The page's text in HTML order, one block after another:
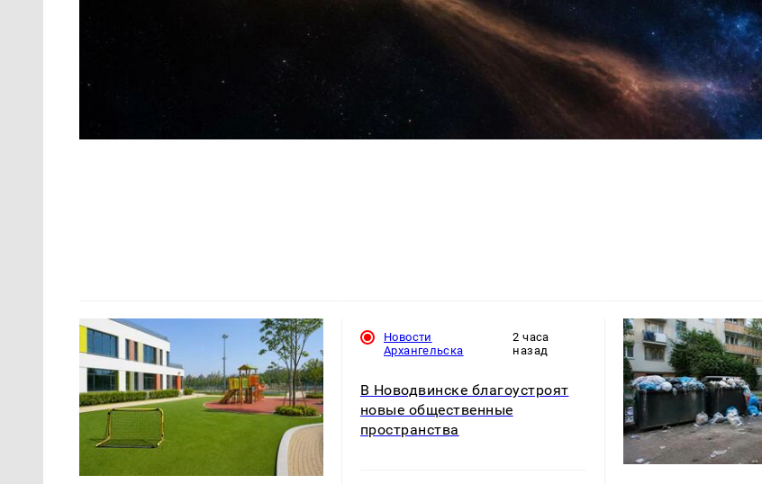
Новости
Архангельска
2 часа
назад
В Новодвинске благоустроят
новые общественные
пространства